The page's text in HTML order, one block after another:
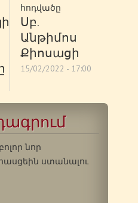
հոդվածը
Սբ.
Անթիմոս
Քիոսացի
15/02/2022 - 17:00
նոր
ստանալու